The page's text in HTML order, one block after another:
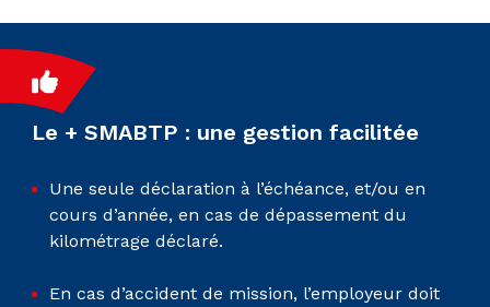
Le + SMABTP : une gestion facilitée
Une seule déclaration à l’échéance, et/ou en
cours d’année, en cas de dépassement du
kilométrage déclaré.
En cas d’accident de mission, l’employeur doit